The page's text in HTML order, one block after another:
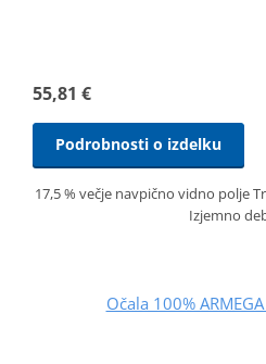
55,81 €
Podrobnosti o izdelku
17,5 % večje navpično vidno polje
Izjemno
Očala 100%